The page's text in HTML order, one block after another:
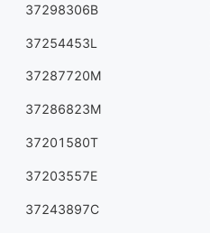
37298306B
37254453L
37287720M
37286823M
37201580T
37203557E
37243897C